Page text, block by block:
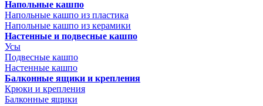
Напольные кашпо
Напольные кашпо из пластика
Напольные кашпо из керамики
Настенные и подвесные кашпо
Усы
Подвесные кашпо
Настенные кашпо
Балконные ящики и крепления
Крюки и крепления
Балконные ящики